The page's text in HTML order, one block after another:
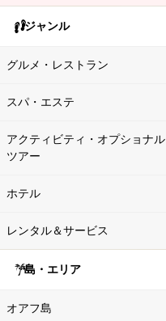
ジャンル
グルメ・レストラン
スパ・エステ
アクティビティ・オプショナル
ツアー
ホテル
レンタル＆サービス
島・エリア
オアフ島